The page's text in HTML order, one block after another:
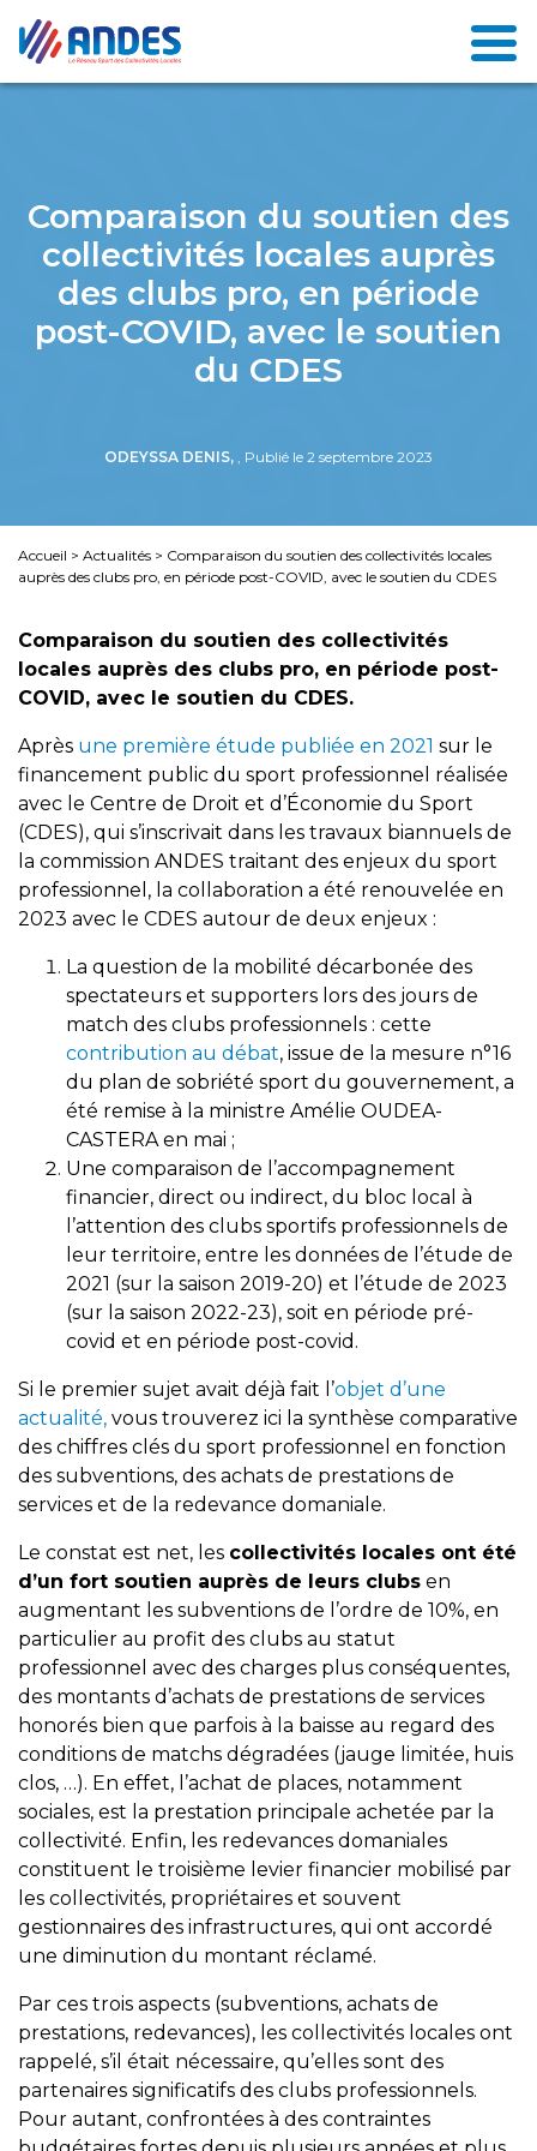
Comparaison du soutien des
collectivités locales auprès
des clubs pro, en période
post-COVID, avec le soutien
du CDES
ODEYSSA DENIS, , Publié le 2 septembre 2023
Accueil > Actualités > Comparaison du soutien des collectivités locales
auprès des clubs pro, en période post-COVID, avec le soutien du CDES
Comparaison du soutien des collectivités
locales auprès des clubs pro, en période post-
COVID, avec le soutien du CDES.
Après une première étude publiée en 2021 sur le
financement public du sport professionnel réalisée
avec le Centre de Droit et d’Économie du Sport
(CDES), qui s’inscrivait dans les travaux biannuels de
la commission ANDES traitant des enjeux du sport
professionnel, la collaboration a été renouvelée en
2023 avec le CDES autour de deux enjeux :
La question de la mobilité décarbonée des
spectateurs et supporters lors des jours de
match des clubs professionnels : cette
contribution au débat, issue de la mesure n°16
du plan de sobriété sport du gouvernement, a
été remise à la ministre Amélie OUDEA-
CASTERA en mai ;
Une comparaison de l’accompagnement
financier, direct ou indirect, du bloc local à
l’attention des clubs sportifs professionnels de
leur territoire, entre les données de l’étude de
2021 (sur la saison 2019-20) et l’étude de 2023
(sur la saison 2022-23), soit en période pré-
covid et en période post-covid.
Si le premier sujet avait déjà fait l’objet d’une
actualité, vous trouverez ici la synthèse comparative
des chiffres clés du sport professionnel en fonction
des subventions, des achats de prestations de
services et de la redevance domaniale.
Le constat est net, les collectivités locales ont été
d’un fort soutien auprès de leurs clubs en
augmentant les subventions de l’ordre de 10%, en
particulier au profit des clubs au statut
professionnel avec des charges plus conséquentes,
des montants d’achats de prestations de services
honorés bien que parfois à la baisse au regard des
conditions de matchs dégradées (jauge limitée, huis
clos, …). En effet, l’achat de places, notamment
sociales, est la prestation principale achetée par la
collectivité. Enfin, les redevances domaniales
constituent le troisième levier financier mobilisé par
les collectivités, propriétaires et souvent
gestionnaires des infrastructures, qui ont accordé
une diminution du montant réclamé.
Par ces trois aspects (subventions, achats de
prestations, redevances), les collectivités locales ont
rappelé, s’il était nécessaire, qu’elles sont des
partenaires significatifs des clubs professionnels.
Pour autant, confrontées à des contraintes